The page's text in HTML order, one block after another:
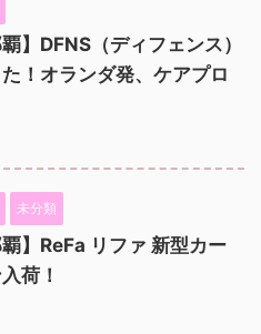
覇】DFNS（ディフェンス）
！オランダ発、ケアプロ
未分類
覇】ReFa リファ 新型カー
荷！